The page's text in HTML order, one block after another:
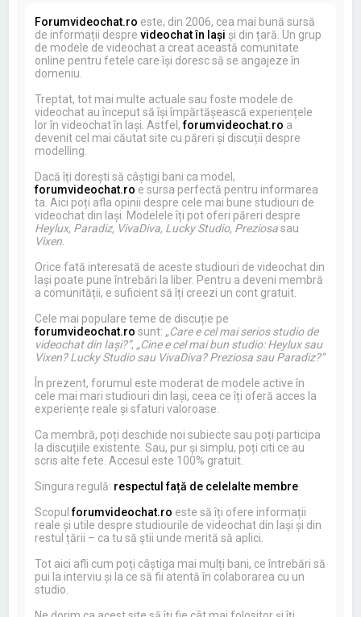
Forumvideochat.ro este, din 2006, cea mai bună sursă
de informații desprevideochat în Iași și din țară. Un grup
de modele de videochat a creat această comunitate
online pentru fetele care își doresc să se angajeze în
domeniu.
Treptat, tot mai multe actuale sau foste modele de
videochat au început să își împărtășească experiențele
lor în videochat în Iași. Astfel,forumvideochat.ro a
devenit cel mai căutat site cu păreri și discuții despre
modelling.
Dacă îți dorești să câștigi bani ca model,
forumvideochat.ro e sursa perfectă pentru informarea
ta. Aici poți afla opinii despre cele mai bune studiouri de
videochat din Iași. Modelele îți pot oferi păreri despre
Heylux, Paradiz, VivaDiva, Lucky Studio, Preziosasau
Vixen
Orice fată interesată de aceste studiouri de videochat din
Iași poate pune întrebări la liber. Pentru a deveni membră
a comunității, e suficient să îți creezi un cont gratuit.
Cele mai populare teme de discuție pe
forumvideochat.ro sunt: „Care e cel mai serios studio de
videochat din Iași?”, „Cine e cel mai bun studio: Heylux sau
Vixen? Lucky Studio sau VivaDiva? Preziosa sau Paradiz?”
În prezent, forumul este moderat de modele active în
cele mai mari studiouri din Iași, ceea ce îți oferă acces la
experiențe reale și sfaturi valoroase.
Ca membră, poți deschide noi subiecte sau poți participa
la discuțiile existente. Sau, pur și simplu, poți citi ce au
scris alte fete. Accesul este 100% gratuit.
Singura regulă: respectul față de celelalte membre
Scopulforumvideochat.ro este să îți ofere informații
reale și utile despre studiourile de videochat din Iași și din
restul țării – ca tu să știi unde merită să aplici.
Tot aici afli cum poți câștiga mai mulți bani, ce întrebări să
pui la interviu și la ce să fii atentă în colaborarea cu un
studio.